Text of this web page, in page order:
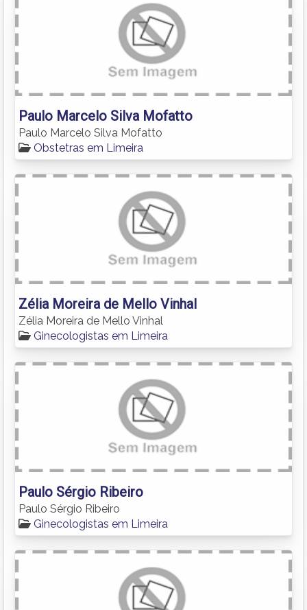
Paulo Marcelo Silva Mofatto
Paulo Marcelo Silva Mofatto
Obstetras em Limeira
Zélia Moreira de Mello Vinhal
Zélia Moreira de Mello Vinhal
Ginecologistas em Limeira
Paulo Sérgio Ribeiro
Paulo Sérgio Ribeiro
Ginecologistas em Limeira